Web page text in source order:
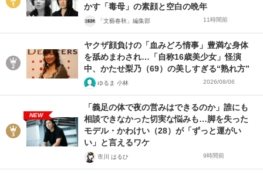
かす「毒母」の素顔と空白の晩年
「文藝春秋」編集部 11時間前
ヤクザ顔負けの「血みどろ情事」豊満な身体
を舐めまわされ…「自称16歳美少女」怪演
中、かたせ梨乃（69）の美しすぎる“熟れ方”
ゆるま 小林 2026/08/06
NEW
「義足の体で夜の営みはできるのか」誰にも
相談できなかった切実な悩みも…脚を失った
モデル・かわけい（28）が「ずっと運がい
い」と言えるワケ
市川 はるひ 9時間前